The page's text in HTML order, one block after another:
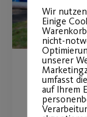
Wir
Einige
nicht-
unserer
umfasst
auf Ihrem